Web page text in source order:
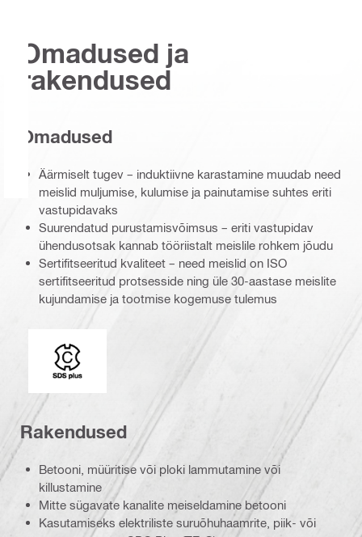
Omadused ja
rakendused
Omadused
Äärmiselt tugev – induktiivne karastamine muudab need
meislid muljumise, kulumise ja painutamise suhtes eriti
vastupidavaks
Suurendatud purustamisvõimsus – eriti vastupidav
ühendusotsak kannab tööriistalt meislile rohkem jõudu
Sertifitseeritud kvaliteet – need meislid on ISO
sertifitseeritud protsesside ning üle 30-aastase meislite
kujundamise ja tootmise kogemuse tulemus
Liitepea
Rakendused
Betooni, müüritise või ploki lammutamine või
killustamine
Mitte sügavate kanalite meiseldamine betooni
Kasutamiseks elektriliste suruõhuhaamrite, piik- või